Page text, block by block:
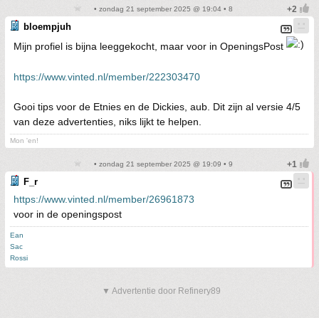
• zondag 21 september 2025 @ 19:04 • 8
bloempjuh
Mijn profiel is bijna leeggekocht, maar voor in OpeningsPost
https://www.vinted.nl/member/222303470
Gooi tips voor de Etnies en de Dickies, aub. Dit zijn al versie 4/5
van deze advertenties, niks lijkt te helpen.
Mon 'en!
• zondag 21 september 2025 @ 19:09 • 9
F_r
https://www.vinted.nl/member/26961873
voor in de openingspost
Ean
Sac
Rossi
▼ Advertentie door Refinery89